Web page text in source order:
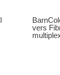
vers